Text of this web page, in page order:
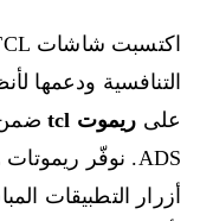
التنافسية ودعمها
على ريموت tcl
أزرار التطبيقات